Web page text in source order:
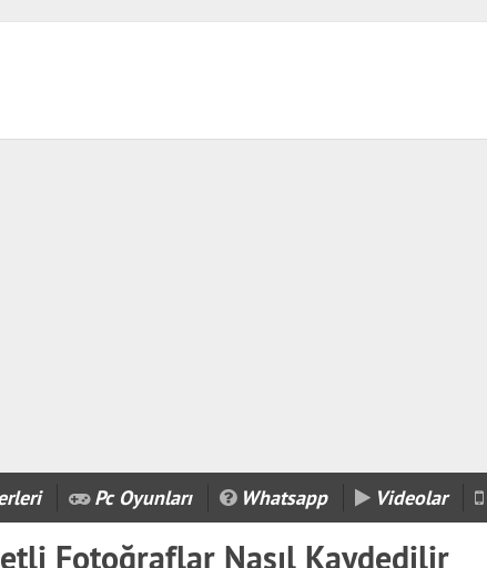
Pc Oyunları Whatsapp Videolar
Fotoğraflar Nasıl Kaydedilir